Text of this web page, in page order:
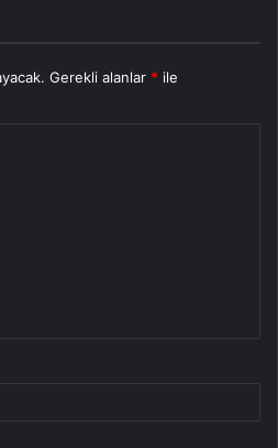
Gerekli alanlar * ile